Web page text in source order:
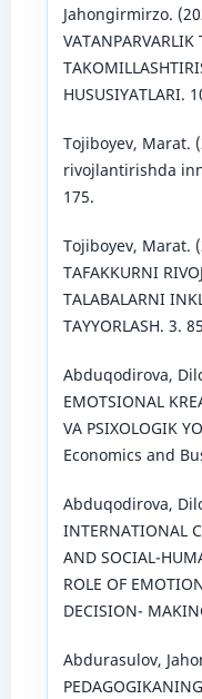
Jahongirmirzo.
HUSUSIYATLARI.
Tojiboyev, Marat.
rivojlantirishda
175.
Tojiboyev, Marat.
TAFAKKURNI
TALABALARNI
TAYYORLASH. 3.
Abduqodirova,
EMOTSIONAL
VA PSIXOLOGIK
Economics and
Abduqodirova,
INTERNATIONAL
AND SOCIAL-
ROLE OF
DECISION-
Abdurasulov,